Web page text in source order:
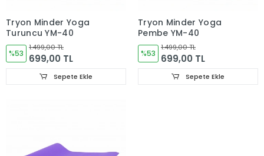
Tryon Minder Yoga
Turuncu YM-40
%53
1.499,00 TL
699,00 TL
Sepete Ekle
Tryon Minder Yoga
Pembe YM-40
%53
1.499,00 TL
699,00 TL
Sepete Ekle